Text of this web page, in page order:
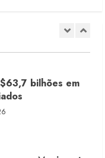
Movimento